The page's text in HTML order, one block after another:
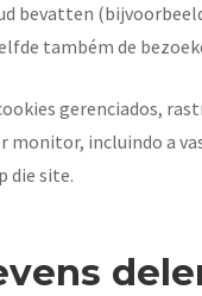
bevatten
também de
gerenciados,
monitor, incluindo a
die site.